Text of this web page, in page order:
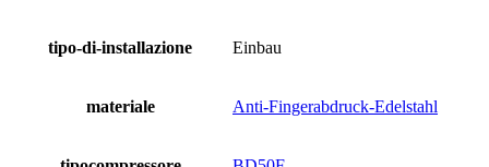
tipo-di-installazione Einbau
materiale Anti-Fingerabdruck-Edelstahl